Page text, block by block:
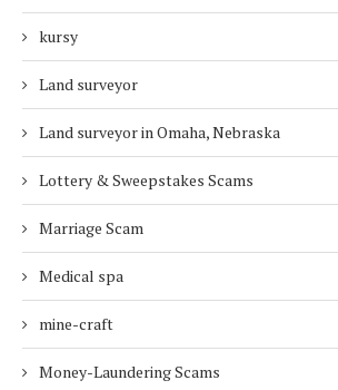
kursy
Land surveyor
Land surveyor in Omaha, Nebraska
Lottery & Sweepstakes Scams
Marriage Scam
Medical spa
mine-craft
Money-Laundering Scams